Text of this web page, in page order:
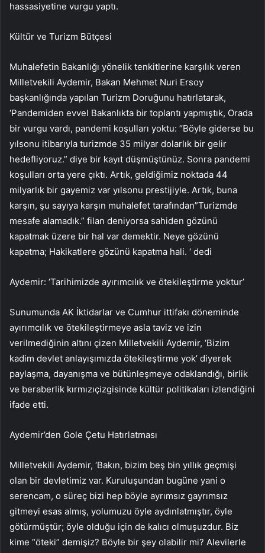
hassasiyetine vurgu yaptı.
Kültür ve Turizm Bütçesi
Muhalefetin Bakanlığı yönelik tenkitlerine karşılık veren
Milletvekili Aydemir, Bakan Mehmet Nuri Ersoy
başkanlığında yapılan Turizm Doruğunu hatırlatarak,
‘Pandemiden evvel Bakanlıkta bir toplantı yapmıştık, Orada
bir vurgu vardı, pandemi koşulları yoktu: “Böyle giderse bu
yılsonu itibarıyla turizmde 35 milyar dolarlık bir gelir
hedefliyoruz.” diye bir kayıt düşmüştünüz. Sonra pandemi
koşulları orta yere çıktı. Artık, geldiğimiz noktada 44
milyarlık bir gayemiz var yılsonu prestijiyle. Artık, buna
karşın, şu sayıya karşın muhalefet tarafından”Turizmde
mesafe alamadık.” filan deniyorsa sahiden gözünü
kapatmak üzere bir hal var demektir. Neye gözünü
kapatma; Hakikatlere gözünü kapatma hali. ‘ dedi
Aydemir: ‘Tarihimizde ayırımcılık ve ötekileştirme yoktur’
Sunumunda AK İktidarlar ve Cumhur ittifakı döneminde
ayırımcılık ve ötekileştirmeye asla taviz ve izin
verilmediğinin altını çizen Milletvekili Aydemir, ‘Bizim
kadim devlet anlayışımızda ötekileştirme yok’ diyerek
paylaşma, dayanışma ve bütünleşmeye odaklandığı, birlik
ve beraberlik kırmızıçizgisinde kültür politikaları izlendiğini
ifade etti.
Aydemir’den Gole Çetu Hatırlatması
Milletvekili Aydemir, ‘Bakın, bizim beş bin yıllık geçmişi
olan bir devletimiz var. Kuruluşundan bugüne yani o
serencam, o süreç bizi hep böyle ayrımsız gayrımsız
gitmeyi esas almış, yolumuzu öyle aydınlatmıştır, öyle
götürmüştür; öyle olduğu için de kalıcı olmuşuzdur. Biz
kime “öteki” demişiz? Böyle bir şey olabilir mi? Alevilerle